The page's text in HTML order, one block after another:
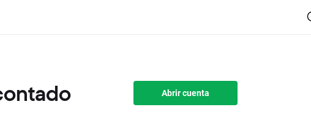
Abrir cuenta